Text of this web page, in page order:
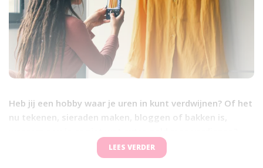
Heb jij een hobby waar je uren in kunt verdwijnen? Of het
nu tekenen, sieraden maken, bloggen of bakken is,
Het is makkelijker dan je denkt! Met deze vijf tips kun jij
al op jonge leeftijd een mini-business starten en
LEES VERDER